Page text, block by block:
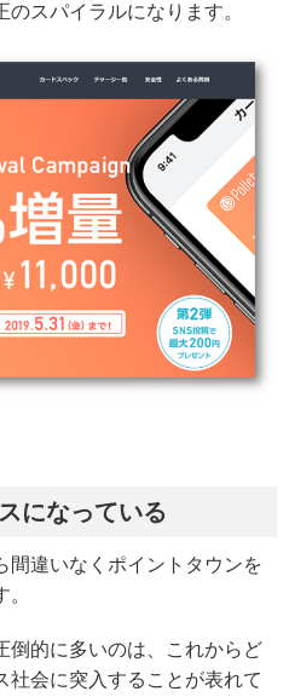
スパイラルになります。
になっている
間違いなくポイントタウンを
倒的に多いのは、これからど
社会に突入することが表れて